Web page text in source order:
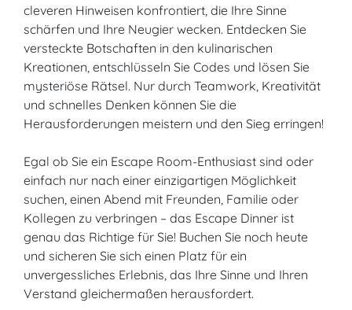
cleveren Hinweisen konfrontiert, die Ihre Sinne
schärfen und Ihre Neugier wecken. Entdecken Sie
versteckte Botschaften in den kulinarischen
Kreationen, entschlüsseln Sie Codes und lösen Sie
mysteriöse Rätsel. Nur durch Teamwork, Kreativität
und schnelles Denken können Sie die
Herausforderungen meistern und den Sieg erringen!
Egal ob Sie ein Escape Room-Enthusiast sind oder
einfach nur nach einer einzigartigen Möglichkeit
suchen, einen Abend mit Freunden, Familie oder
Kollegen zu verbringen – das Escape Dinner ist
genau das Richtige für Sie! Buchen Sie noch heute
und sicheren Sie sich einen Platz für ein
unvergessliches Erlebnis, das Ihre Sinne und Ihren
Verstand gleichermaßen herausfordert.